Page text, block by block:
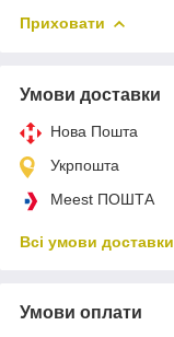
Приховати
Умови доставки
Нова Пошта
Укрпошта
Meest ПОШТА
Всі умови доставки
Умови оплати